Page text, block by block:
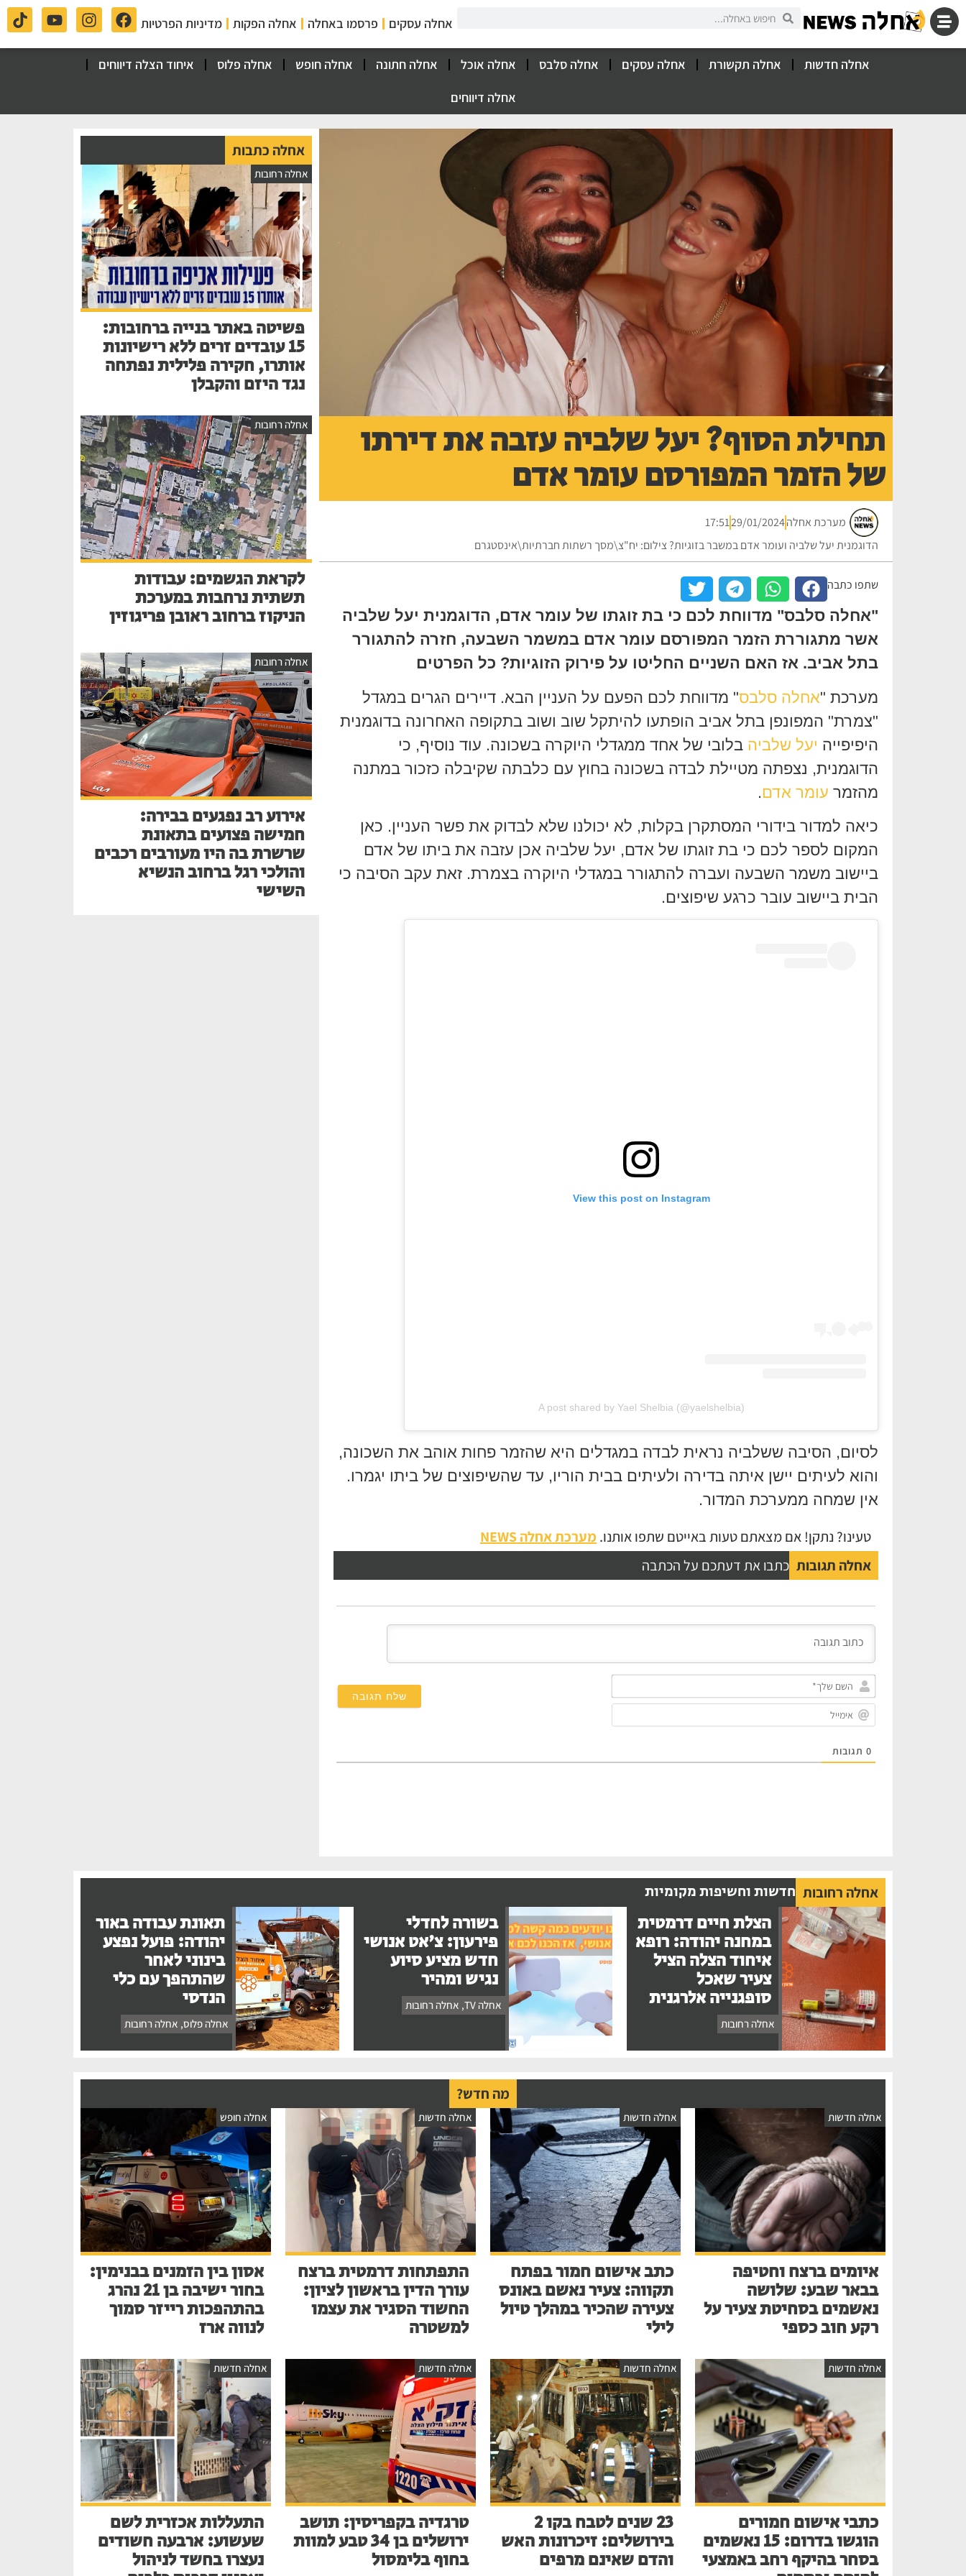
אחלה עסקים פרסמו באחלה אחלה הפקות מדיניות הפרטיות
אחלה חדשות אחלה תקשורת אחלה עסקים אחלה סלבס אחלה אוכל אחלה חתונה אחלה חופש אחלה פלוס
איחוד הצלה דיווחים
אחלה דיווחים
תחילת הסוף? יעל שלביה עזבה את דירתו
של הזמר המפורסם עומר אדם
מערכת אחלה29/01/2024
17:51
הדוגמנית יעל שלביה ועומר אדם במשבר בזוגיות? צילום: יח"צ\מסך רשתות חברתיות\אינסטגרם
שתפו כתבה
"אחלה סלבס" מדווחת לכם כי בת זוגתו של עומר אדם, הדוגמנית יעל שלביה
אשר מתגוררת הזמר המפורסם עומר אדם במשמר השבעה, חזרה להתגורר
בתל אביב. אז האם השניים החליטו על פירוק הזוגיות? כל הפרטים
מערכת "אחלה סלבס" מדווחת לכם הפעם על העניין הבא. דיירים הגרים במגדל
"צמרת" המפונפן בתל אביב הופתעו להיתקל שוב ושוב בתקופה האחרונה בדוגמנית
היפיפייה יעל שלביה בלובי של אחד ממגדלי היוקרה בשכונה. עוד נוסיף, כי
הדוגמנית, נצפתה מטיילת לבדה בשכונה בחוץ עם כלבתה שקיבלה כזכור במתנה
מהזמר עומר אדם.
כיאה למדור בידורי המסתקרן בקלות, לא יכולנו שלא לבדוק את פשר העניין. כאן
המקום לספר לכם כי בת זוגתו של אדם, יעל שלביה אכן עזבה את ביתו של אדם
ביישוב משמר השבעה ועברה להתגורר במגדלי היוקרה בצמרת. זאת עקב הסיבה כי
הבית ביישוב עובר כרגע שיפוצים.
View this post on Instagram
A post shared by Yael Shelbia (@yaelshelbia)
לסיום, הסיבה ששלביה נראית לבדה במגדלים היא שהזמר פחות אוהב את השכונה,
והוא לעיתים יישן איתה בדירה ולעיתים בבית הוריו, עד שהשיפוצים של ביתו יגמרו.
אין שמחה ממערכת המדור.
טעינו? נתקן! אם מצאתם טעות באייטם שתפו אותנו. מערכת אחלה NEWS
אחלה תגובות כתבו את דעתכם על הכתבה
השם
שלך*
0 תגובות
אחלה כתבות
אחלה רחובות
פשיטה באתר בנייה ברחובות:
15 עובדים זרים ללא רישיונות
אותרו, חקירה פלילית נפתחה
נגד היזם והקבלן
אחלה רחובות
לקראת הגשמים: עבודות
תשתית נרחבות במערכת
הניקוז ברחוב ראובן פריגוזין
אחלה רחובות
אירוע רב נפגעים בבירה:
חמישה פצועים בתאונת
שרשרת בה היו מעורבים רכבים
והולכי רגל ברחוב הנשיא
השישי
אחלה רחובות חדשות וחשיפות מקומיות
הצלת חיים דרמטית
במחנה יהודה: רופא
איחוד הצלה הציל
צעיר שאכל
סופגנייה אלרגנית
אחלה רחובות
בשורה לחדלי
פירעון: צ'אט אנושי
חדש מציע סיוע
נגיש ומהיר
אחלה TV , אחלה רחובות
תאונת עבודה באור
יהודה: פועל נפצע
בינוני לאחר
שהתהפך עם כלי
הנדסי
אחלה פלוס, אחלה רחובות
מה חדש?
אחלה חדשות
איומים ברצח וחטיפה
בבאר שבע: שלושה
נאשמים בסחיטת צעיר על
רקע חוב כספי
אחלה חדשות
כתב אישום חמור בפתח
תקווה: צעיר נאשם באונס
צעירה שהכיר במהלך טיול
לילי
אחלה חדשות
התפתחות דרמטית ברצח
עורך הדין בראשון לציון:
החשוד הסגיר את עצמו
למשטרה
אחלה חופש
אסון בין הזמנים בבנימין:
בחור ישיבה בן 21 נהרג
בהתהפכות רייזר סמוך
לנווה ארז
אחלה חדשות
כתבי אישום חמורים
הוגשו בדרום: 15 נאשמים
בסחר בהיקף רחב באמצעי
אחלה חדשות
23 שנים לטבח בקו 2
בירושלים: זיכרונות האש
והדם שאינם מרפים
אחלה חדשות
טרגדיה בקפריסין: תושב
ירושלים בן 34 טבע למוות
בחוף בלימסול
אחלה חדשות
התעללות אכזרית לשם
שעשוע: ארבעה חשודים
נעצרו בחשד לניהול